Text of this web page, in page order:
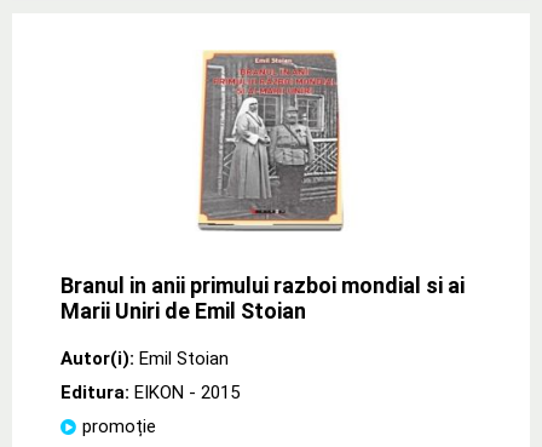
Branul in anii primului razboi mondial si ai
Marii Uniri de Emil Stoian
Autor(i): Emil Stoian
Editura: EIKON - 2015
promoție